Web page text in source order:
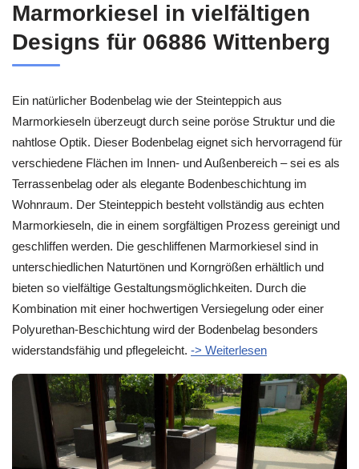
Marmorkiesel in vielfältigen
Designs für 06886 Wittenberg
Ein natürlicher Bodenbelag wie der Steinteppich aus
Marmorkieseln überzeugt durch seine poröse Struktur und die
nahtlose Optik. Dieser Bodenbelag eignet sich hervorragend für
verschiedene Flächen im Innen- und Außenbereich – sei es als
Terrassenbelag oder als elegante Bodenbeschichtung im
Wohnraum. Der Steinteppich besteht vollständig aus echten
Marmorkieseln, die in einem sorgfältigen Prozess gereinigt und
geschliffen werden. Die geschliffenen Marmorkiesel sind in
unterschiedlichen Naturtönen und Korngrößen erhältlich und
bieten so vielfältige Gestaltungsmöglichkeiten. Durch die
Kombination mit einer hochwertigen Versiegelung oder einer
Polyurethan-Beschichtung wird der Bodenbelag besonders
widerstandsfähig und pflegeleicht. -> Weiterlesen